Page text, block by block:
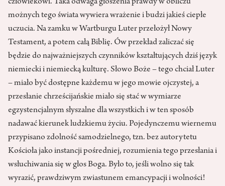
człowiekowi. Taka odwaga głoszenia prawdy w obliczu
możnych tego świata wywiera wrażenie i budzi jakieś ciepłe
uczucia. Na zamku w Wartburgu Luter przełożył Nowy
Testament, a potem całą Biblię. Ów przekład zaliczać się
będzie do najważniejszych czynników kształtujących dziś język
niemiecki i niemiecką kulturę. Słowo Boże – tego chciał Luter
– miało być dostępne każdemu w jego mowie ojczystej, a
przesłanie chrześcijańskie miało się stać w wymiarze
egzystencjalnym słyszalne dla wszystkich i w ten sposób
nadawać kierunek ludzkiemu życiu. Pojedynczemu wiernemu
przypisano zdolność samodzielnego, tzn. bez autorytetu
Kościoła jako instancji pośredniej, rozumienia tego przesłania i
wsłuchiwania się w głos Boga. Było to, jeśli wolno się tak
wyrazić, prawdziwym zwiastunem emancypacji i wolności!